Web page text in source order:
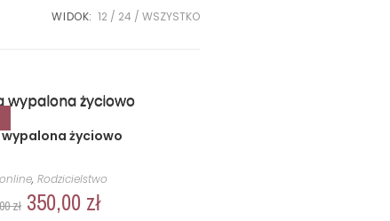
WIDOK: 12 24 WSZYSTKO
życiowo
, Rodzicielstwo
zł 350,00 zł